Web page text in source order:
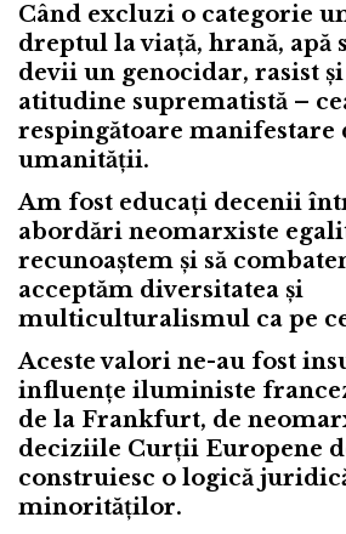
Când excluzi o categorie
dreptul la viață, hrană, apă
devii un genocidar, rasist
atitudine suprematistă –
respingătoare manifestare
umanității.
Am fost educați decenii
abordări neomarxiste
recunoaștem și să
acceptăm diversitatea și
multiculturalismul ca pe
Aceste valori ne-au fost
influențe iluministe
de la Frankfurt, de
deciziile Curții Europene
construiesc o logică
minorităților.